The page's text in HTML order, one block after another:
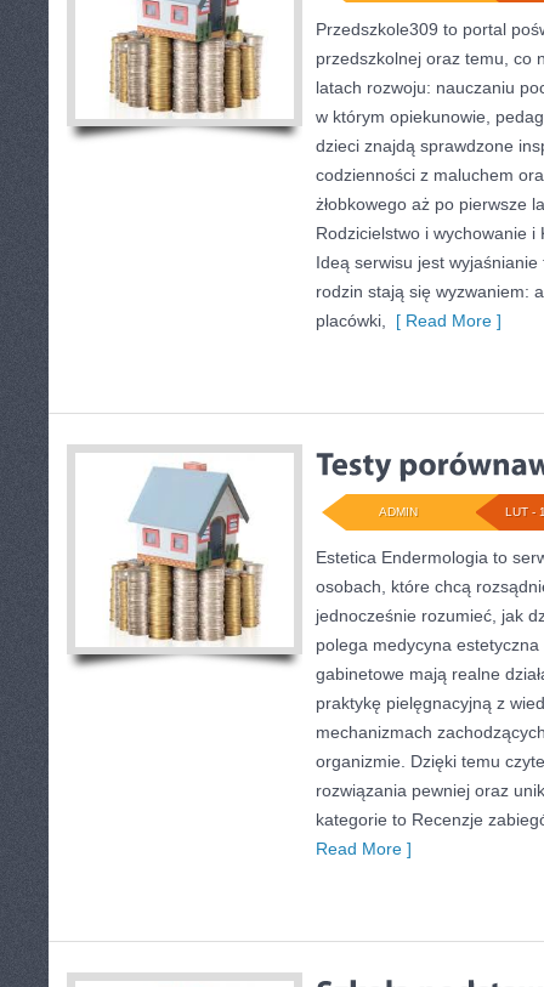
Przedszkole309 to portal
przedszkolnej oraz temu, co
latach rozwoju: nauczaniu
w którym opiekunowie,
dzieci znajdą sprawdzone
codzienności z maluchem
żłobkowego aż po pierwsze
Rodzicielstwo i wychowanie
Ideą serwisu jest
rodzin stają się wyzwaniem:
placówki,
[ Read More ]
LUT -
ADMIN
Estetica Endermologia to
osobach, które chcą
jednocześnie rozumieć, jak
polega medycyna
gabinetowe mają realne
praktykę pielęgnacyjną z
mechanizmach
organizmie. Dzięki temu
rozwiązania pewniej oraz
kategorie to Recenzje
Read More ]